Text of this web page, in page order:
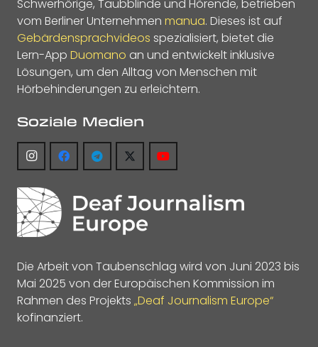
Schwerhörige, Taubblinde und Hörende, betrieben
vom Berliner Unternehmen manua. Dieses ist auf
Gebärdensprachvideos spezialisiert, bietet die
Lern-App Duomano an und entwickelt inklusive
Lösungen, um den Alltag von Menschen mit
Hörbehinderungen zu erleichtern.
Soziale Medien
Die Arbeit von Taubenschlag wird von Juni 2023 bis
Mai 2025 von der Europäischen Kommission im
Rahmen des Projekts „Deaf Journalism Europe“
kofinanziert.